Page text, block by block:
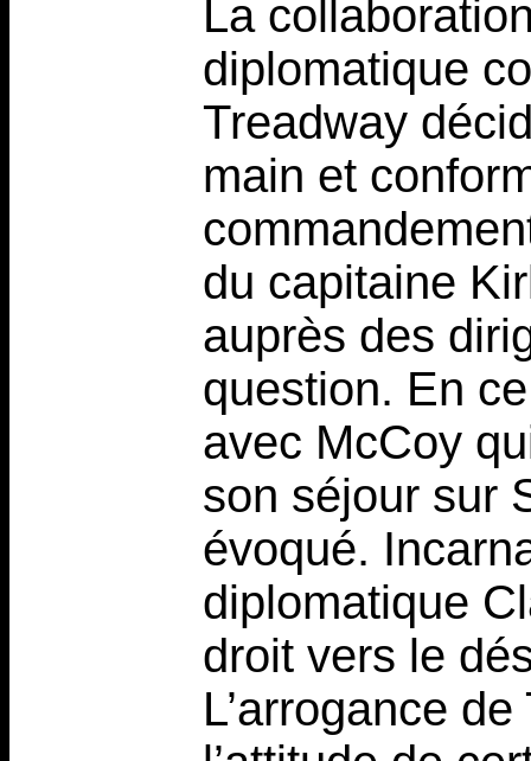
La
diplomatique
Treadway
main et
du capitaine
auprès des
question. En
avec McCoy
son séjour sur
évoqué.
diplomatique
droit vers le
L’arrogance